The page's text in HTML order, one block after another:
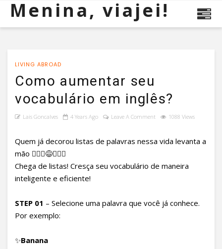
Menina, viajei!
LIVING ABROAD
Como aumentar seu
vocabulário em inglês?
Lais Goncalves 4 Years Ago Leave A Comment 1088 Views
Quem já decorou listas de palavras nessa vida levanta a
mão 🙋🏻‍♀️😅🤦🏻‍♀️
Chega de listas! Cresça seu vocabulário de maneira
inteligente e eficiente!
STEP 01 – Selecione uma palavra que você já conhece.
Por exemplo:
✨Banana